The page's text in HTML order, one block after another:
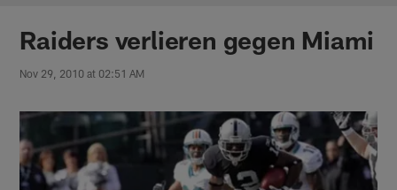
Raiders verlieren gegen Miami
Nov 29, 2010 at 02:51 AM